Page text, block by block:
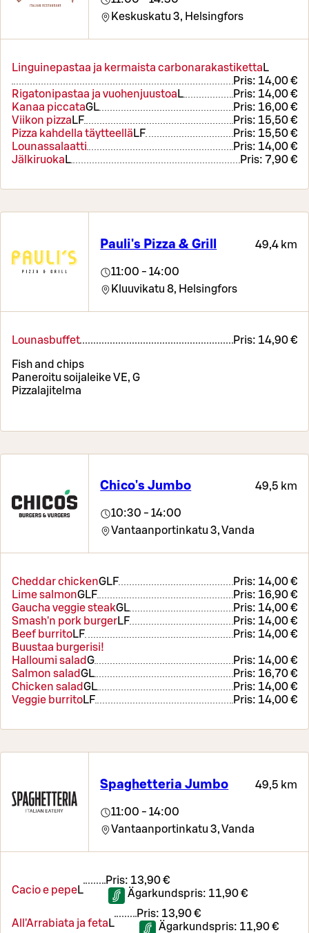
Keskuskatu 3, Helsingfors
Linguinepastaa ja kermaista carbonarakastiketta L
Pris: 14,00 €
Rigatonipastaa ja vuohenjuustoa L Pris: 14,00 €
Kanaa piccataGL Pris: 16,00 €
Viikon pizza LF Pris: 15,50 €
Pizza kahdella täytteellä LF Pris: 15,50 €
Lounassalaatti
Pris: 14,00 €
Jälkiruoka L Pris: 7,90 €
Pauli's Pizza & Grill 49,4 km
11:00 - 14:00
Kluuvikatu 8, Helsingfors
Lounasbuffet Pris: 14,90 €
Fish and chips
Paneroitu soijaleike VE, G
Pizzalajitelma
Chico's Jumbo 49,5 km
10:30 - 14:00
Vantaanportinkatu 3,Vanda
Cheddar chickenGLF Pris: 14,00 €
Lime salmonGLF Pris: 16,90 €
Gaucha veggie steakGL Pris: 14,00 €
Smash'n pork burgerLF Pris: 14,00 €
Beef burritoLF Pris: 14,00 €
Buustaa burgerisi!
Halloumi saladG Pris: 14,00 €
Salmon saladGL Pris: 16,70 €
Chicken saladGL Pris: 14,00 €
Veggie burritoLF Pris: 14,00 €
Spaghetteria Jumbo 49,5 km
11:00 - 14:00
Vantaanportinkatu 3,Vanda
Cacio e pepeL
Pris: 13,90 €
Ägarkundspris: 11,90 €
All'Arrabiata ja feta L
Pris: 13,90 €
Ägarkundspris: 11,90 €